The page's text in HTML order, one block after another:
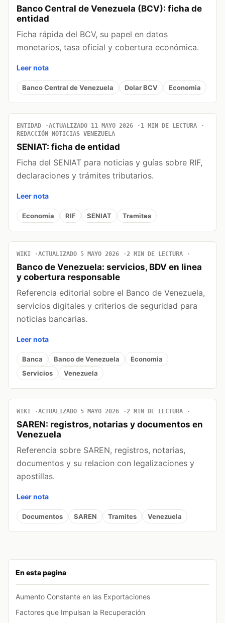
En esta pagina
Aumento Constante en las Exportaciones
Factores que Impulsan la Recuperación
Banco Central de Venezuela (BCV): ficha de
entidad
Ficha rápida del BCV, su papel en datos
monetarios, tasa oficial y cobertura económica.
Leer nota
Banco Central de Venezuela Dolar BCV Economia
ENTIDAD ACTUALIZADO 11 MAYO 2026
1 MIN DE LECTURA
REDACCIÓN NOTICIAS VENEZUELA
SENIAT: ficha de entidad
Ficha del SENIAT para noticias y guías sobre RIF,
declaraciones y trámites tributarios.
Leer nota
Economia RIF SENIAT Tramites
WIKI ACTUALIZADO 5 MAYO 2026 2 MIN DE LECTURA
Banco de Venezuela: servicios, BDV en linea
y cobertura responsable
Referencia editorial sobre el Banco de Venezuela,
servicios digitales y criterios de seguridad para
noticias bancarias.
Leer nota
Banca Banco de Venezuela
Economia
Servicios
Venezuela
WIKI ACTUALIZADO 5 MAYO 2026 2 MIN DE LECTURA
SAREN: registros, notarias y documentos en
Venezuela
Referencia sobre SAREN, registros, notarias,
documentos y su relacion con legalizaciones y
apostillas.
Leer nota
Documentos SAREN Tramites Venezuela